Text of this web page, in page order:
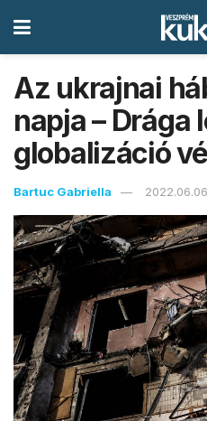
Az ukrajnai
napja – Drága
globalizáció
Bartuc Gabriella